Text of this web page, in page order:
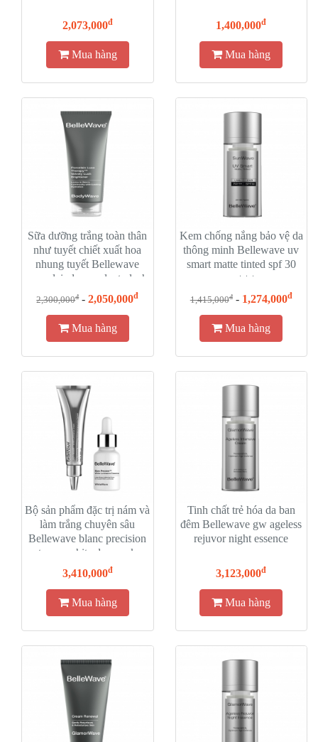
2,073,000đ
Mua hàng
1,400,000đ
Mua hàng
Sữa dưỡng trắng toàn thân
như tuyết chiết xuất hoa
nhung tuyết Bellewave
porcelain luxe velvety lush
brightener
2,300,000đ-2,050,000đ
Mua hàng
Kem chống nắng bảo vệ da
thông minh Bellewave uv
smart matte tinted spf 30
pa+++
1,415,000đ- 1,274,000đ
Mua hàng
Bộ sản phẩm đặc trị nám và
làm trắng chuyên sâu
Bellewave blanc precision
tm prowhite duo pack
3,410,000đ
Mua hàng
Tinh chất trẻ hóa da ban
đêm Bellewave gw ageless
rejuvor night essence
3,123,000đ
Mua hàng